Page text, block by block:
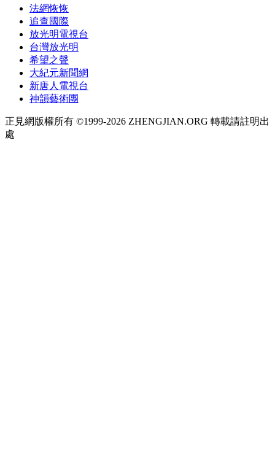
法網恢恢
追查國際
放光明電視台
台灣放光明
希望之聲
大紀元新聞網
新唐人電視台
神韻藝術團
正見網版權所有 ©1999-2026 ZHENGJIAN.ORG 轉載請註明出
處